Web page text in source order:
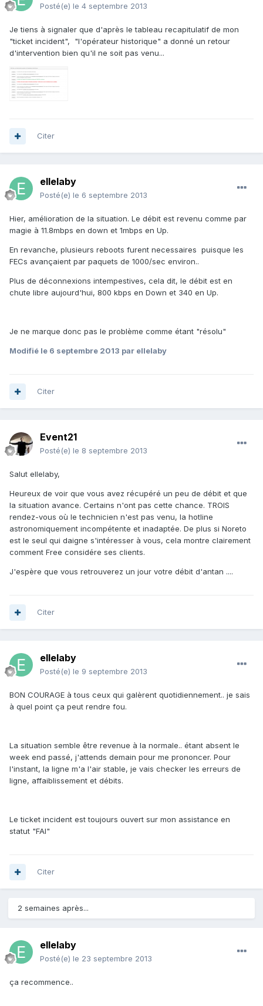
Posté(e) le 4 septembre 2013
Je tiens à signaler que d'après le tableau recapitulatif de mon
"ticket incident", "l'opérateur historique" a donné un retour
d'intervention bien qu'il ne soit pas venu...
Citer
ellelaby
Posté(e) le 6 septembre 2013
Hier, amélioration de la situation. Le débit est revenu comme par
magie à 11.8mbps en down et 1mbps en Up.
En revanche, plusieurs reboots furent necessaires puisque les
FECs avançaient par paquets de 1000/sec environ..
Plus de déconnexions intempestives, cela dit, le débit est en
chute libre aujourd'hui, 800 kbps en Down et 340 en Up.
Je ne marque donc pas le problème comme étant "résolu"
Modifié le 6 septembre 2013 par ellelaby
Citer
Event21
Posté(e) le 8 septembre 2013
Salut ellelaby,
Heureux de voir que vous avez récupéré un peu de débit et que
la situation avance. Certains n'ont pas cette chance. TROIS
rendez-vous où le technicien n'est pas venu, la hotline
astronomiquement incompétente et inadaptée. De plus si Noreto
est le seul qui daigne s'intéresser à vous, cela montre clairement
comment Free considére ses clients.
J'espère que vous retrouverez un jour votre débit d'antan ....
Citer
ellelaby
Posté(e) le 9 septembre 2013
BON COURAGE à tous ceux qui galèrent quotidiennement.. je sais
à quel point ça peut rendre fou.
La situation semble être revenue à la normale.. étant absent le
week end passé, j'attends demain pour me prononcer. Pour
l'instant, la ligne m'a l'air stable, je vais checker les erreurs de
ligne, affaiblissement et débits.
Le ticket incident est toujours ouvert sur mon assistance en
statut "FAI"
Citer
2 semaines après...
ellelaby
Posté(e) le 23 septembre 2013
ça recommence..